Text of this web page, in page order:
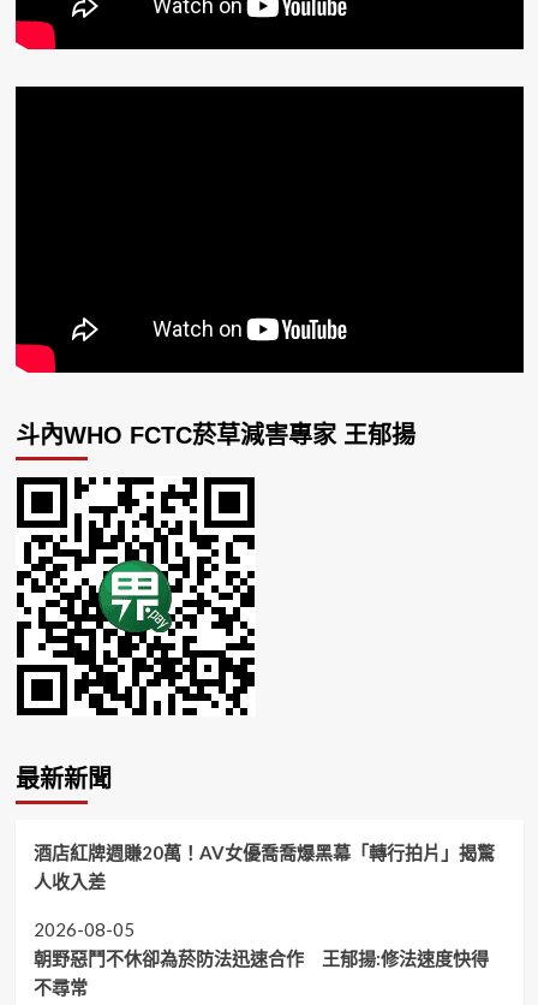
斗內WHO FCTC菸草減害專家 王郁揚
最新新聞
酒店紅牌週賺20萬！AV女優喬喬爆黑幕「轉行拍片」揭驚
人收入差
2026-08-05
朝野惡鬥不休卻為菸防法迅速合作 王郁揚:修法速度快得
不尋常